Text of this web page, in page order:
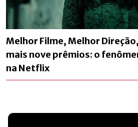
Melhor Filme, Melhor
mais nove prêmios: o
na Netflix